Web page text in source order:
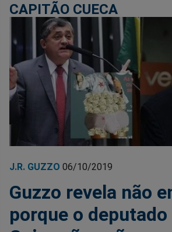
CAPITÃO CUECA
J.R. GUZZO 06/10/2019
Guzzo revela não
porque o